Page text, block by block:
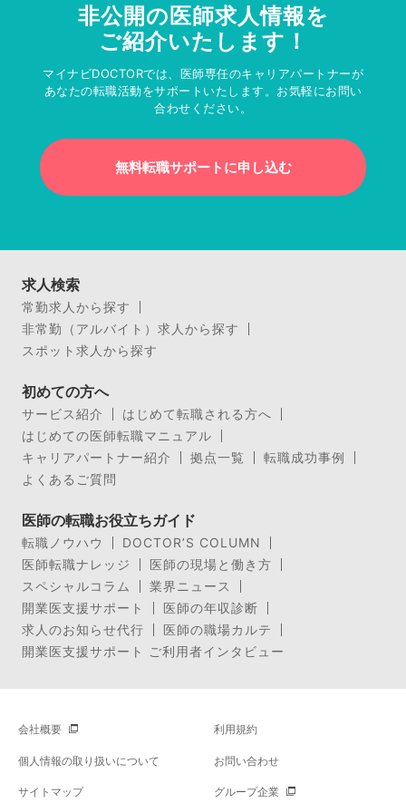
非公開の医師求人情報を
ご紹介いたします！
マイナビDOCTORでは、医師専任のキャリアパートナーが
あなたの転職活動をサポートいたします。お気軽にお問い
合わせください。
無料転職サポートに申し込む
求人検索
常勤求人から探す
非常勤（アルバイト）求人から探す
スポット求人から探す
初めての方へ
サービス紹介
はじめて転職される方へ
はじめての医師転職マニュアル
キャリアパートナー紹介
拠点一覧
転職成功事例
よくあるご質問
医師の転職お役立ちガイド
転職ノウハウ
DOCTOR’S COLUMN
医師転職ナレッジ
医師の現場と働き方
スペシャルコラム
業界ニュース
開業医支援サポート
医師の年収診断
求人のお知らせ代行
医師の職場カルテ
開業医支援サポート ご利用者インタビュー
会社概要 利用規約
個人情報の取り扱いについて お問い合わせ
サイトマップ グループ企業